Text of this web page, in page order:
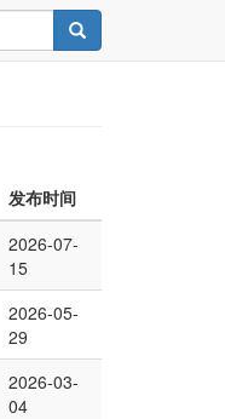
Search
发布时间
2026-07-
15
2026-05-
29
2026-03-
04